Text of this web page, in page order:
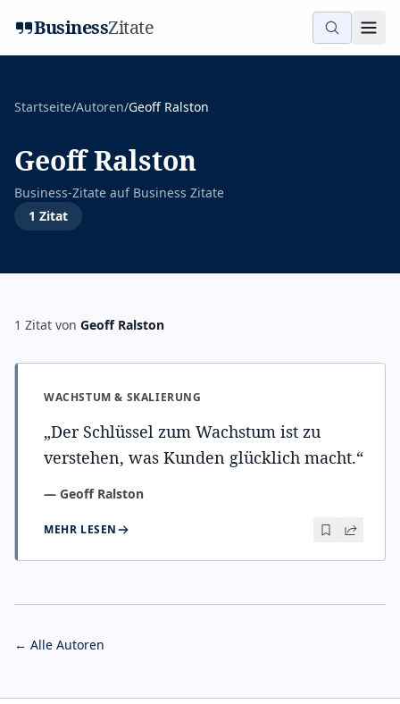
BusinessZitate
Startseite/Autoren/Geoff Ralston
Geoff Ralston
Business-Zitate auf Business Zitate
1 Zitat
1 Zitat von Geoff Ralston
WACHSTUM & SKALIERUNG
„Der Schlüssel zum Wachstum ist zu
verstehen, was Kunden glücklich macht.“
— Geoff Ralston
MEHR LESEN
← Alle Autoren